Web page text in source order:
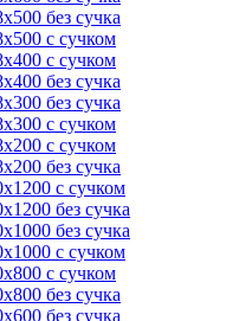
без сучка
с сучком
с сучком
без сучка
без сучка
с сучком
с сучком
без сучка
с сучком
без сучка
без сучка
с сучком
с сучком
без сучка
без сучка